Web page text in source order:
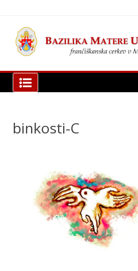
content
Bazilika Matere
binkosti-C